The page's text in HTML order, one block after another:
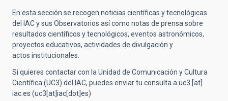
a
la
navegación
En esta sección se recogen noticias científicas y tecnológicas
del IAC y sus Observatorios así como notas de prensa sobre
resultados científicos y tecnológicos, eventos astronómicos,
proyectos educativos, actividades de divulgación y
actos institucionales.
Si quieres contactar con la Unidad de Comunicación y Cultura
Científica (UC3) del IAC, puedes enviar tu consulta a uc3 [at]
iac.es (uc3[at]iac[dot]es)